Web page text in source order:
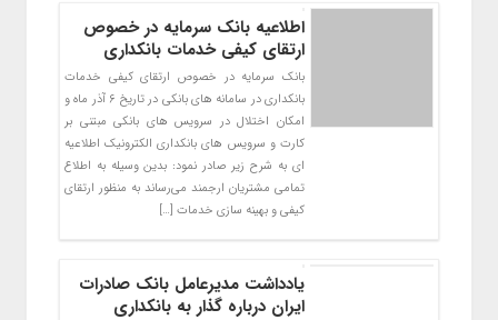
اطلاعیه بانک سرمایه در خصوص
ارتقای کیفی خدمات بانکداری
بانک سرمایه در خصوص ارتقای کیفی خدمات
بانکداری در سامانه های بانکی در تاریخ ۶ آذر ماه و
امکان اختلال در سرویس های بانکی مبتنی بر
کارت و سرویس های بانکداری الکترونیک اطلاعیه
ای به شرح زیر صادر نمود: بدین وسیله به اطلاع
تمامی مشتریان ارجمند می‌رساند به منظور ارتقای
کیفی و بهینه سازی خدمات […]
یادداشت مدیرعامل بانک صادرات
ایران درباره گذار به بانکداری